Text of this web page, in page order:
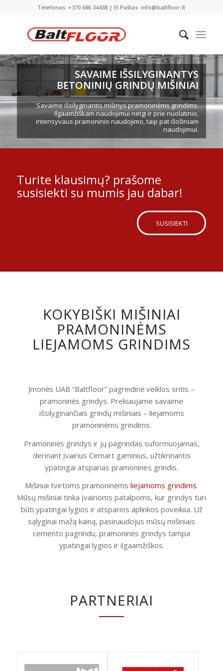
Telefonas: +370 686 34438 | El.Paštas: info@baltfloor.lt
SAVAIME IŠSILYGINANTYS
BETONINIŲ GRINDŲ MIŠINIAI
Savaime išsilyginantis mišinys pramoninėms grindims.
Ilgaamžiškam naudojimui netgi ir prie nuolatinio,
intensyvaus pramoninio naudojimo, taip pat išošiniam
naudojimui.
Turite klausimų? prašome
susisiekti su mumis jau dabar!
SUSISIEKTI
KOKYBIŠKI MIŠINIAI
PRAMONINĖMS
LIEJAMOMS GRINDIMS
Įmonės UAB “Baltfloor” pagrindinė veiklos sritis –
pramoninės grindys. Prekiaujame savaime
išsilyginančiais grindų mišiniais – liejamoms
pramoninėms grindims.
Pramoninės grindys ir jų pagrindas suformuojamas,
derinant įvairius Cemart gaminius, užtikrinantis
ypatingai atsparias pramonines grindis.
Mišiniai tvirtoms pramoninėms liejamoms grindims.
Mūsų mišiniai tinka įvairioms patalpoms, kur grindys turi
būti ypatingai lygios ir atsparios aplinkos poveikiui. Už
sąlyginai mažą kainą, pasinaudojus mūsų mišiniais
cemento pagrindu, pramoninės grindys tampa
ypatingai lygios ir ilgaamžiškos.
PARTNERIAI